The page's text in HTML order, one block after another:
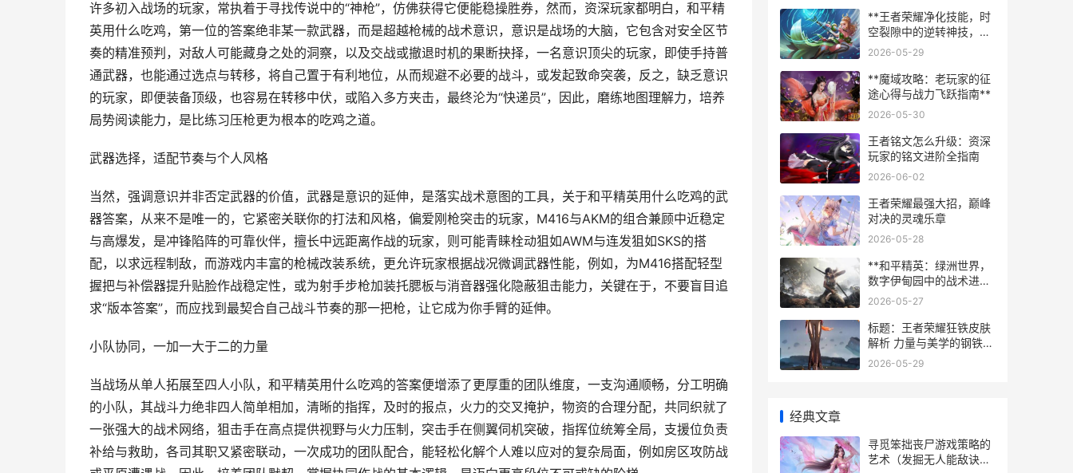
许多初入战场的玩家，常执着于寻找传说中的“神枪”，仿佛获得它便能稳操胜券，然而，资深玩家都明白，和平精
英用什么吃鸡，第一位的答案绝非某一款武器，而是超越枪械的战术意识，意识是战场的大脑，它包含对安全区节
奏的精准预判，对敌人可能藏身之处的洞察，以及交战或撤退时机的果断抉择，一名意识顶尖的玩家，即使手持普
通武器，也能通过选点与转移，将自己置于有利地位，从而规避不必要的战斗，或发起致命突袭，反之，缺乏意识
的玩家，即便装备顶级，也容易在转移中伏，或陷入多方夹击，最终沦为“快递员”，因此，磨练地图理解力，培养
局势阅读能力，是比练习压枪更为根本的吃鸡之道。
武器选择，适配节奏与个人风格
当然，强调意识并非否定武器的价值，武器是意识的延伸，是落实战术意图的工具，关于和平精英用什么吃鸡的武
器答案，从来不是唯一的，它紧密关联你的打法和风格，偏爱刚枪突击的玩家，M416与AKM的组合兼顾中近稳定
与高爆发，是冲锋陷阵的可靠伙伴，擅长中远距离作战的玩家，则可能青睐栓动狙如AWM与连发狙如SKS的搭
配，以求远程制敌，而游戏内丰富的枪械改装系统，更允许玩家根据战况微调武器性能，例如，为M416搭配轻型
握把与补偿器提升贴脸作战稳定性，或为射手步枪加装托腮板与消音器强化隐蔽狙击能力，关键在于，不要盲目追
求“版本答案”，而应找到最契合自己战斗节奏的那一把枪，让它成为你手臂的延伸。
小队协同，一加一大于二的力量
当战场从单人拓展至四人小队，和平精英用什么吃鸡的答案便增添了更厚重的团队维度，一支沟通顺畅，分工明确
的小队，其战斗力绝非四人简单相加，清晰的指挥，及时的报点，火力的交叉掩护，物资的合理分配，共同织就了
一张强大的战术网络，狙击手在高点提供视野与火力压制，突击手在侧翼伺机突破，指挥位统筹全局，支援位负责
补给与救助，各司其职又紧密联动，一次成功的团队配合，能轻松化解个人难以应对的复杂局面，例如房区攻防战
**王者荣耀净化技能，时
空裂隙中的逆转神技，副
标题，掌控瞬间改写战局
2026-05-29
**魔域攻略：老玩家的征
途心得与战力飞跃指南**
2026-05-30
王者铭文怎么升级：资深
玩家的铭文进阶全指南
2026-06-02
王者荣耀最强大招，巅峰
对决的灵魂乐章
2026-05-28
**和平精英：绿洲世界，
数字伊甸园中的战术进化
与心灵归属**
2026-05-27
标题：王者荣耀狂铁皮肤
解析 力量与美学的钢铁战
歌副标题：从废土到荣耀
2026-05-29
经典文章
寻觅笨拙丧尸游戏策略的
艺术（发掘无人能敌诀窍